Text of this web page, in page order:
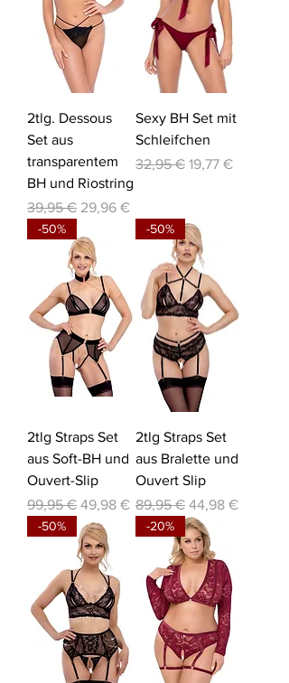
2tlg. Dessous
Set aus
transparentem
BH und Riostring
Standardpreis
39,95 € Sale-Preis
29,96 €
Sexy BH Set mit
Schleifchen
Standardpreis
32,95 € Sale-Preis
19,77 €
-50%
2tlg Straps Set
aus Soft-BH und
Ouvert-Slip
Standardpreis
99,95 € Sale-Preis
49,98 €
-50%
2tlg Straps Set
aus Bralette und
Ouvert Slip
Standardpreis
89,95 € Sale-Preis
44,98 €
-50% -20%